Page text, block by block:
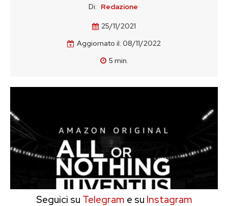
Di: Redazione
25/11/2021
Aggiornato il: 08/11/2022
5 min.
Seguici su Telegram e su Instagram